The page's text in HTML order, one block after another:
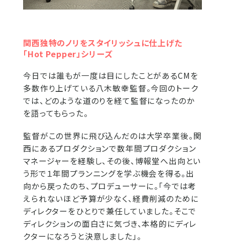
関西独特のノリをスタイリッシュに仕上げた
「Hot Pepper」シリーズ
今日では誰もが一度は目にしたことがあるCMを
多数作り上げている八木敏幸監督。今回のトーク
では、どのような道のりを経て監督になったのか
を語ってもらった。
監督がこの世界に飛び込んだのは大学卒業後。関
西にあるプロダクションで数年間プロダクション
マネージャーを経験し、その後、博報堂へ出向とい
う形で１年間プランニングを学ぶ機会を得る。出
向から戻ったのち、プロデューサーに。「今では考
えられないほど予算が少なく、経費削減のために
ディレクターをひとりで兼任していました。そこで
ディレクションの面白さに気づき、本格的にディレ
クターになろうと決意しました」。